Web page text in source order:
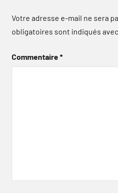
Votre adresse e-mail ne sera
obligatoires sont indiqués avec
Commentaire*